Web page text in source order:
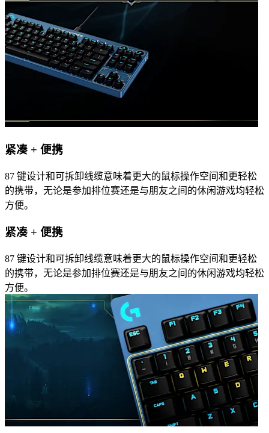
紧凑 + 便携
87 键设计和可拆卸线缆意味着更大的鼠标操作空间和更轻松
的携带，无论是参加排位赛还是与朋友之间的休闲游戏均轻松
方便。
紧凑 + 便携
87 键设计和可拆卸线缆意味着更大的鼠标操作空间和更轻松
的携带，无论是参加排位赛还是与朋友之间的休闲游戏均轻松
方便。